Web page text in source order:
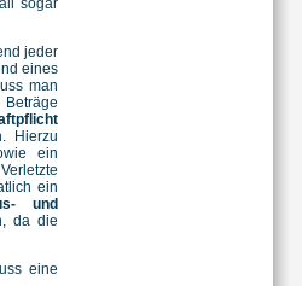
sogar
jeder
eines
man
Beträge
Hierzu
ein
ein
und
da die
eine